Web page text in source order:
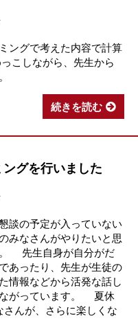
ングで考えた内容で計算
こしながら、先生から
続きを読む
グを行いました
談の予定が入っていない
みなさんがやりたいと思
。 先生自身が自分がだ
あったり、先生が生徒の
情報などから活発な話し
ながっています。 夏休
んが、さらに楽しくな